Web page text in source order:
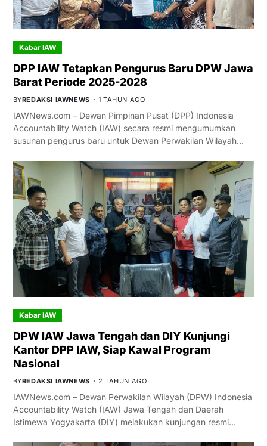
Kabar IAW
DPP IAW Tetapkan Pengurus Baru DPW Jawa
Barat Periode 2025-2028
BYREDAKSI IAWNEWS 1 TAHUN AGO
IAWNews.com – Dewan Pimpinan Pusat (DPP) Indonesia
Accountability Watch (IAW) secara resmi mengumumkan
susunan pengurus baru untuk Dewan Perwakilan Wilayah…
Kabar IAW
DPW IAW Jawa Tengah dan DIY Kunjungi
Kantor DPP IAW, Siap Kawal Program
Nasional
BYREDAKSI IAWNEWS 2 TAHUN AGO
IAWNews.com – Dewan Perwakilan Wilayah (DPW) Indonesia
Accountability Watch (IAW) Jawa Tengah dan Daerah
Istimewa Yogyakarta (DIY) melakukan kunjungan resmi…